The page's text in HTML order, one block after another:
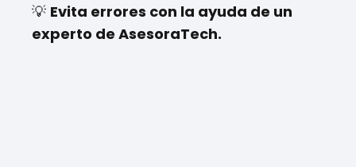
💡 Evita errores con la ayuda de un
experto de AsesoraTech.